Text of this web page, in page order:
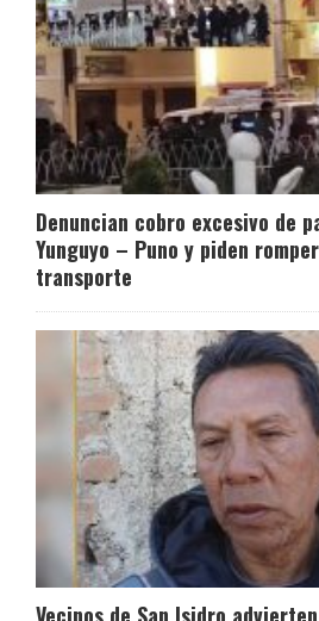
Denuncian cobro excesivo de
Yunguyo – Puno y piden
transporte